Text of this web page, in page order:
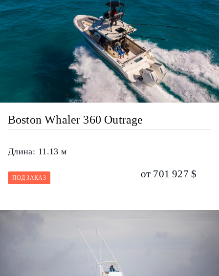
Boston Whaler 360 Outrage
Длина: 11.13 м
ПОД ЗАКАЗ от 701 927 $